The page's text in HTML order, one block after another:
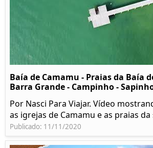
Baía de Camamu - Praias da Baía
Barra Grande - Campinho -
Por Nasci Para Viajar. Vídeo
as igrejas de Camamu e as praias da
Publicado: 11/11/2020